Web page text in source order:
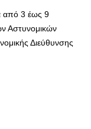
από 3 έως 9
Αστυνομικών
Διεύθυνσης